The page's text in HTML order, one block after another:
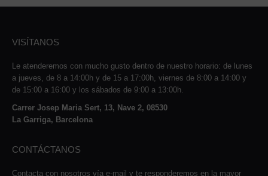
VISÍTANOS
Le atenderemos con mucho gusto dentro de nuestro horario: de lunes
a jueves, de 8 a 14:00h y de 15 a 17:00h, viernes de 8:00 a 14:00 y
de 15:00 a 16:00 y los sábados de 9:00 a 13:00h.
Carrer Josep Maria Sert, 13, Nave 2, 08530
La Garriga, Barcelona
CONTÁCTANOS
Contacta con nosotros vía e-mail y te responderemos en la mayor